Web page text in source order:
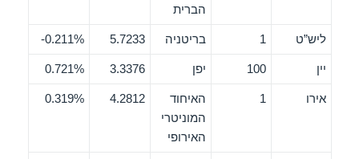
הברית
ליש”ט 1 בריטניה 5.7233
0.211%-
יין 100 יפן 3.3376
0.721%
אירו 1
האיחוד
המוניטרי
האירופי
4.2812
0.319%